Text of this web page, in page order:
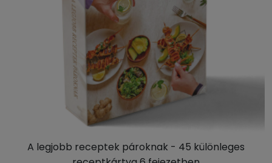
A legjobb receptek pároknak - 45 különleges